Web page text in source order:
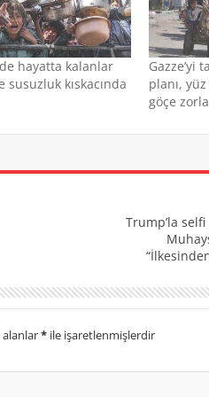
hayatta kalanlar
susuzluk kıskacında
Gazze’yi
planı,
göçe
Trump’la
alanlar*ile işaretlenmişlerdir